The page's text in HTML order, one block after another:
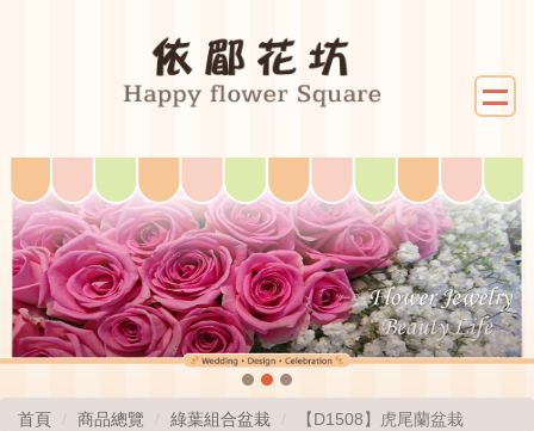
首頁 商品總覽 綠葉組合盆栽 【D1508】虎尾蘭盆栽